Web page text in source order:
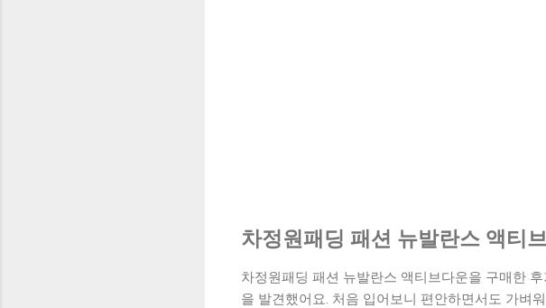
차정원패딩 패션 뉴발란스 액티
차정원패딩 패션 뉴발란스 액티브다운을 구매한
을 발견했어요. 처음 입어보니 편안하면서도 가벼